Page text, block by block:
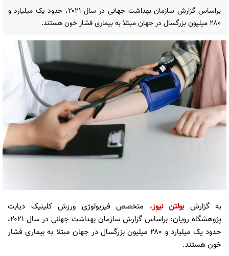
براساس گزارش سازمان بهداشت جهانی در سال ۲۰۲۱، حدود یک میلیارد و
۲۸۰ میلیون بزرگسال در جهان مبتلا به بیماری فشار خون هستند.
به گزارشبولتن نیوز، متخصص فیزیولوژی ورزش کلینیک دیابت
پژوهشگاه رویان: براساس گزارش سازمان بهداشت جهانی در سال ۲۰۲۱،
حدود یک میلیارد و ۲۸۰ میلیون بزرگسال در جهان مبتلا به بیماری فشار
خون هستند.